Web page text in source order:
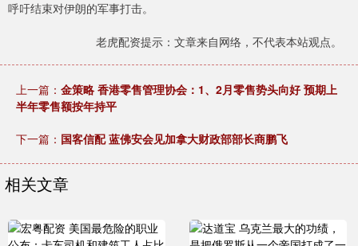
呼吁结束对伊朗的军事打击。
老虎配资提示：文章来自网络，不代表本站观点。
上一篇： 金策略 香港零售管理协会：1、2月零售势头向好 预期上
半年零售额按年持平
下一篇： 国客信配 蓝佛安会见加拿大财政部部长商鹏飞
相关文章